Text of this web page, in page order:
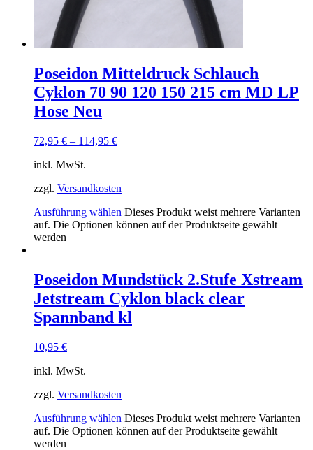
Poseidon Mitteldruck Schlauch
Cyklon 70 90 120 150 215 cm MD LP
Hose Neu
72,95 € – 114,95 €
inkl. MwSt.
zzgl. Versandkosten
Ausführung wählen Dieses Produkt weist mehrere Varianten
auf. Die Optionen können auf der Produktseite gewählt
werden
Poseidon Mundstück 2.Stufe Xstream
Jetstream Cyklon black clear
Spannband kl
10,95 €
inkl. MwSt.
zzgl. Versandkosten
Ausführung wählen Dieses Produkt weist mehrere Varianten
auf. Die Optionen können auf der Produktseite gewählt
werden